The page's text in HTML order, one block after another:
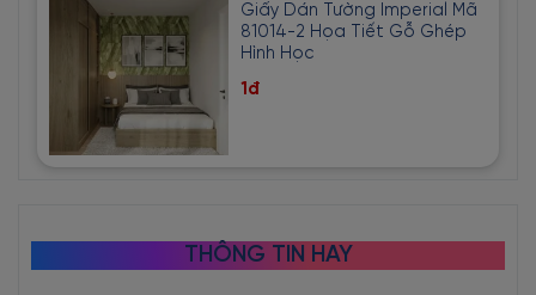
Giấy Dán Tường Imperial Mã
81014-2 Họa Tiết Gỗ Ghép
Hình Học
1đ
THÔNG TIN HAY